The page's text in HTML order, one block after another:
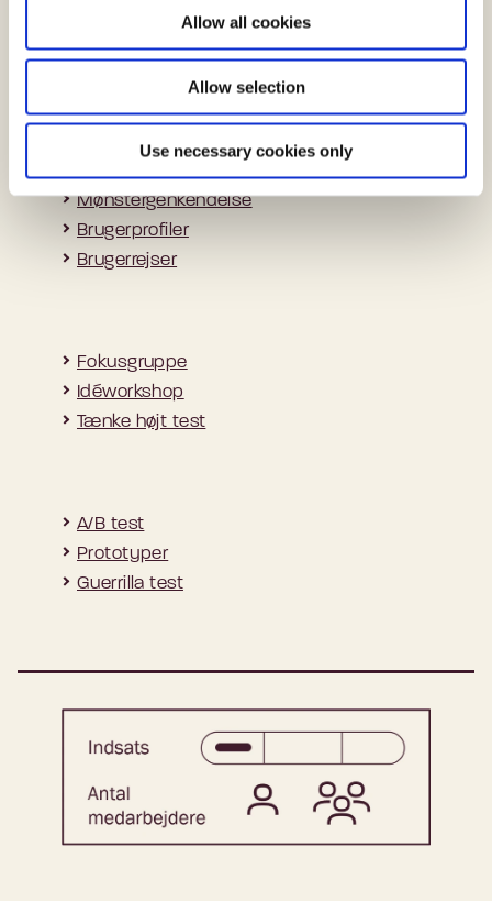
Allow all cookies
Allow selection
Use necessary cookies only
at konkretisere løsninger med brugerne
Spørgeskema
Mønstergenkendelse
Brugerprofiler
Brugerrejser
Fokusgruppe
Idéworkshop
Tænke højt test
A/B test
Prototyper
Guerrilla test